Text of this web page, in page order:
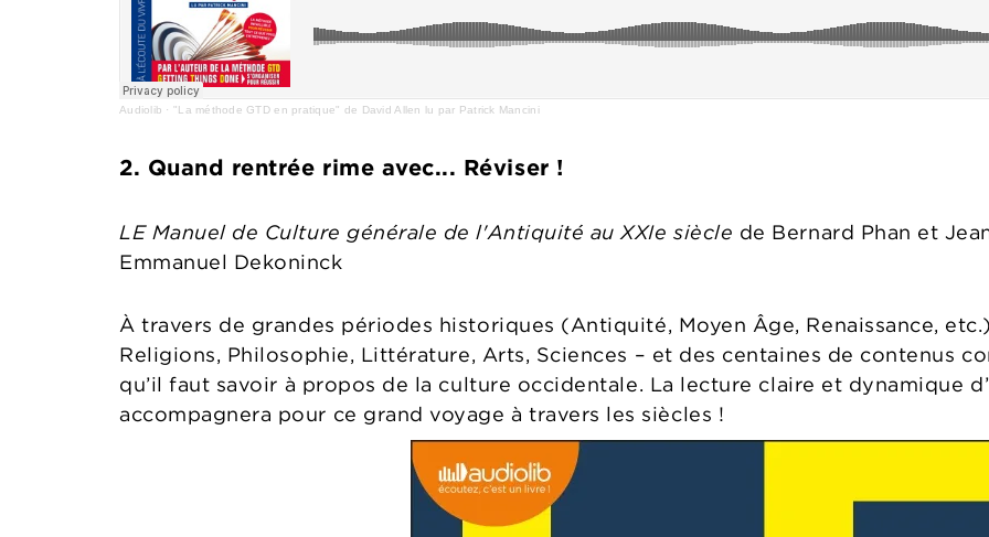
Audiolib · "La méthode GTD en pratique" de David Allen lu par Patrick Mancini
2. Quand rentrée rime avec... Réviser !
LE Manuel de Culture générale de l'Antiquité au XXIe siècle de Bernard Phan et
Emmanuel Dekoninck
À travers de grandes périodes historiques (Antiquité, Moyen Âge, Renaissance,
Religions, Philosophie, Littérature, Arts, Sciences – et des centaines de contenus
qu’il faut savoir à propos de la culture occidentale. La lecture claire et dynamique
accompagnera pour ce grand voyage à travers les siècles !